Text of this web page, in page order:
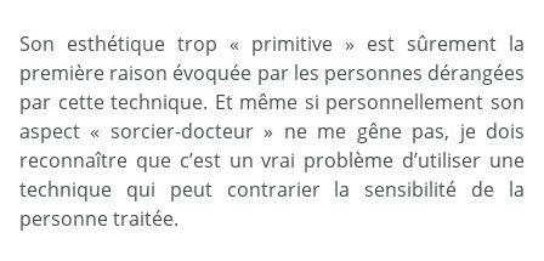
Son esthétique trop « primitive » est sûrement la
première raison évoquée par les personnes dérangées
par cette technique. Et même si personnellement son
aspect « sorcier-docteur » ne me gêne pas, je dois
reconnaître que c’est un vrai problème d’utiliser une
technique qui peut contrarier la sensibilité de la
personne traitée.